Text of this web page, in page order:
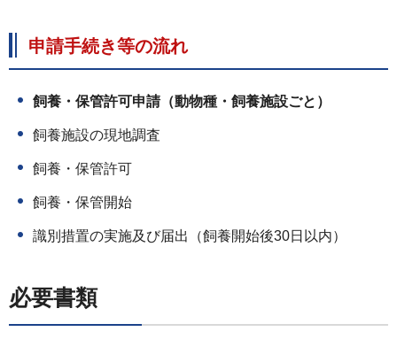
申請手続き等の流れ
飼養・保管許可申請（動物種・飼養施設ごと）
飼養施設の現地調査
飼養・保管許可
飼養・保管開始
識別措置の実施及び届出（飼養開始後30日以内）
必要書類